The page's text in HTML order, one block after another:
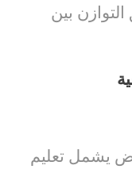
التوازن بين
يشمل تعليم